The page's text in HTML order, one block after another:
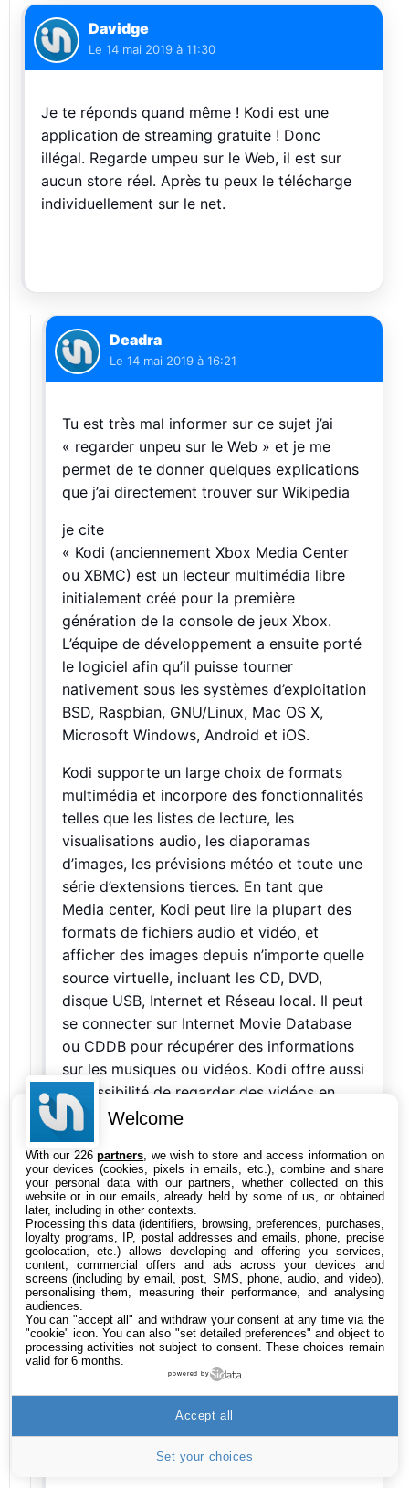
Davidge
Le 14 mai 2019 à 11:30
Je te réponds quand même ! Kodi est une
application de streaming gratuite ! Donc
illégal. Regarde umpeu sur le Web, il est sur
aucun store réel. Après tu peux le télécharge
individuellement sur le net.
Deadra
Le 14 mai 2019 à 16:21
Tu est très mal informer sur ce sujet j’ai
« regarder unpeu sur le Web » et je me
permet de te donner quelques explications
que j’ai directement trouver sur Wikipedia
je cite
« Kodi (anciennement Xbox Media Center
ou XBMC) est un lecteur multimédia libre
initialement créé pour la première
génération de la console de jeux Xbox.
L’équipe de développement a ensuite porté
le logiciel afin qu’il puisse tourner
nativement sous les systèmes d’exploitation
BSD, Raspbian, GNU/Linux, Mac OS X,
Microsoft Windows, Android et iOS.
Kodi supporte un large choix de formats
multimédia et incorpore des fonctionnalités
telles que les listes de lecture, les
visualisations audio, les diaporamas
d’images, les prévisions météo et toute une
série d’extensions tierces. En tant que
Media center, Kodi peut lire la plupart des
formats de fichiers audio et vidéo, et
afficher des images depuis n’importe quelle
source virtuelle, incluant les CD, DVD,
disque USB, Internet et Réseau local. Il peut
se connecter sur Internet Movie Database
ou CDDB pour récupérer des informations
sur les musiques ou vidéos. Kodi offre aussi
la possibilité de regarder des vidéos en
streaming ou d’écouter les radios sur
Internet, notamment celles des services
Shoutcast et Last.fm. »
Je ne vois pas ce qui a d’illégal, si je suis
ton résonnement VLC ou tout autre
application permettant de regarder des
vidéo est illégal. C’est l’utilisation que tu en
fait qui peut devenir illegal c’est pas pareil.
Et pour finir Kodi est bien disponible sur
des « store réel » Google Play, Windows
Store, Xbox Store (oui oui, l’application
peut être aussi installer officiellement sur
Welcome
With our 226partners , we wish to store and access information on
your devices (cookies, pixels in emails, etc.), combine and share
your personal data with our partners, whether collected on this
website or in our emails, already held by some of us, or obtained
later, including in other contexts.
Processing this data (identifiers, browsing, preferences, purchases,
loyalty programs, IP, postal addresses and emails, phone, precise
geolocation, etc.) allows developing and offering you services,
content, commercial offers and ads across your devices and
screens (including by email, post, SMS, phone, audio, and video),
personalising them, measuring their performance, and analysing
audiences.
You can "accept all" and withdraw your consent at any time via the
"cookie" icon. You can also "set detailed preferences" and object to
processing activities not subject to consent. These choices remain
valid for 6 months.
powered by
Set your choices
Accept all